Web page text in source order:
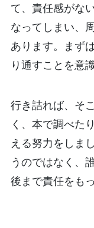
て、責任感がな
なってしまい、
あります。まず
り通すことを意
行き詰れば、そ
く、本で調べた
える努力をしま
うのではなく、
後まで責任をも